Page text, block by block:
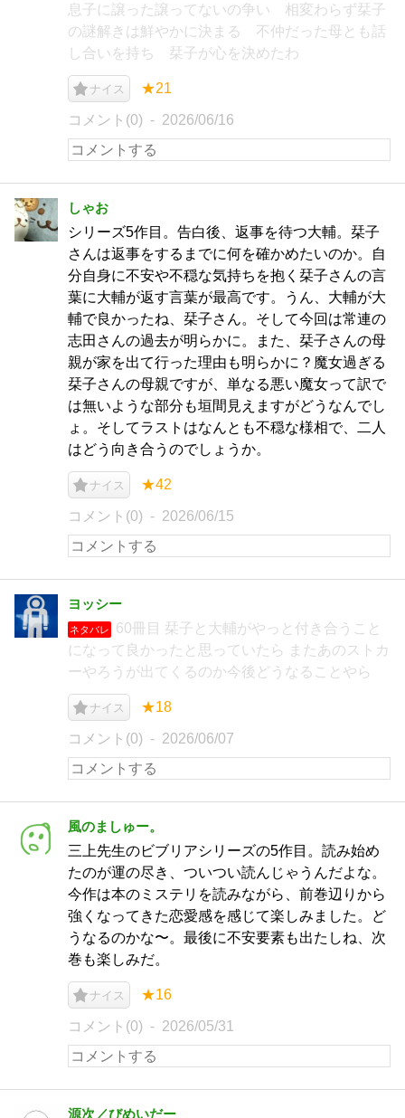
息子に譲った譲ってないの争い 相変わらず栞子
の謎解きは鮮やかに決まる 不仲だった母とも話
し合いを持ち 栞子が心を決めたわ
ナイス ★21
コメント(0) 2026/06/16
しゃお
シリーズ5作目。告白後、返事を待つ大輔。栞子
さんは返事をするまでに何を確かめたいのか。自
分自身に不安や不穏な気持ちを抱く栞子さんの言
葉に大輔が返す言葉が最高です。うん、大輔が大
輔で良かったね、栞子さん。そして今回は常連の
志田さんの過去が明らかに。また、栞子さんの母
親が家を出て行った理由も明らかに？魔女過ぎる
栞子さんの母親ですが、単なる悪い魔女って訳で
は無いような部分も垣間見えますがどうなんでし
ょ。そしてラストはなんとも不穏な様相で、二人
はどう向き合うのでしょうか。
ナイス ★42
コメント(0) 2026/06/15
ヨッシー
ネタバレ
60冊目 栞子と大輔がやっと付き合うこと
になって良かったと思っていたら またあのストカ
ーやろうが出てくるのか今後どうなることやら
ナイス ★18
コメント(0) 2026/06/07
風のましゅー。
三上先生のビブリアシリーズの5作目。読み始め
たのが運の尽き、ついつい読んじゃうんだよな。
今作は本のミステリを読みながら、前巻辺りから
強くなってきた恋愛感を感じて楽しみました。ど
うなるのかな〜。最後に不安要素も出たしね、次
巻も楽しみだ。
ナイス ★16
コメント(0) 2026/05/31
源次／びめいだー